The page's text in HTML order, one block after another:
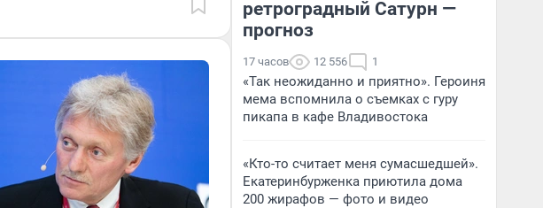
ретроградный Сатурн —
прогноз
17 часов 12 556 1
«Так неожиданно и приятно». Героиня
мема вспомнила о съемках с гуру
пикапа в кафе Владивостока
«Кто-то считает меня сумасшедшей».
Екатеринбурженка приютила дома
200 жирафов — фото и видео